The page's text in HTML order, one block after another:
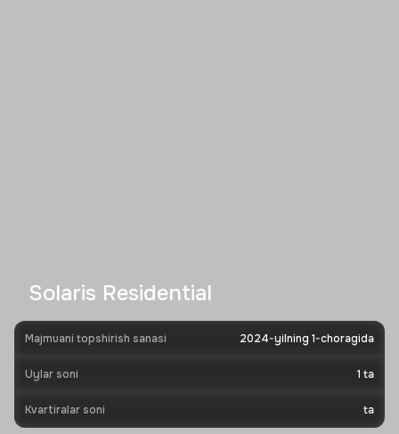
Solaris Residential
Majmuani topshirish sanasi 2024-yilning 1-choragida
Uylar soni 1 ta
Kvartiralar soni ta